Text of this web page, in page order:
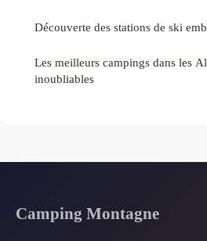
Découverte des stations de ski
Les meilleurs campings dans les
inoubliables
Camping Montagne